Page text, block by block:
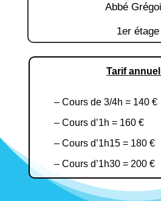
Abbé
1er étage
Tarif
– Cours de 3/4h = 140 €
– Cours d’1h = 160 €
– Cours d’1h15 = 180 €
– Cours d’1h30 = 200 €